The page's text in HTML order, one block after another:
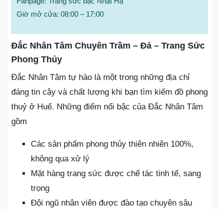
Giờ mở cửa: 08:00 – 17:00
Đắc Nhân Tâm Chuyên Trầm – Đá – Trang Sức
Phong Thủy
Đắc Nhân Tâm tự hào là một trong những địa chỉ
đáng tin cậy và chất lượng khi bạn tìm kiếm đồ phong
thuỷ ở Huế. Những điểm nổi bậc của Đắc Nhân Tâm
gồm
Các sản phẩm phong thủy thiên nhiên 100%,
không qua xử lý
Mặt hàng trang sức được chế tác tinh tế, sang
trọng
Đội ngũ nhân viên được đào tạo chuyên sâu